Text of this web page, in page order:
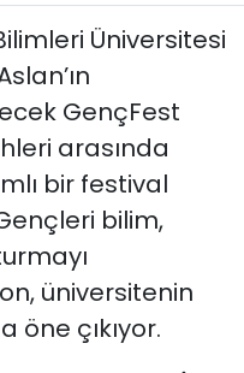
Üniversitesi
GençFest
arasında
bir festival
bilim,
üniversitenin
öne çıkıyor.